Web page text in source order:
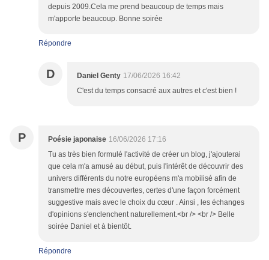
depuis 2009.Cela me prend beaucoup de temps mais
m'apporte beaucoup. Bonne soirée
Répondre
D Daniel Genty 17/06/2026 16:42
C'est du temps consacré aux autres et c'est bien !
P Poésie japonaise 16/06/2026 17:16
Tu as très bien formulé l'activité de créer un blog, j'ajouterai
que cela m'a amusé au début, puis l'intérêt de découvrir des
univers différents du notre européens m'a mobilisé afin de
transmettre mes découvertes, certes d'une façon forcément
suggestive mais avec le choix du cœur . Ainsi , les échanges
d'opinions s'enclenchent naturellement.<br /> <br /> Belle
soirée Daniel et à bientôt.
Répondre